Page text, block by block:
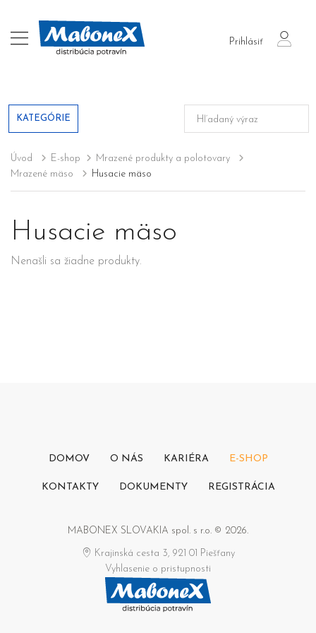
Prihlásiť
login
KATEGÓRIE
Úvod E-shop
Mrazené produkty a polotovary
Mrazené mäso
Husacie mäso
Husacie mäso
Nenašli sa žiadne produkty.
DOMOV O NÁS KARIÉRA E-SHOP
KONTAKTY DOKUMENTY REGISTRÁCIA
MABONEX SLOVAKIA spol. s r.o. © 2026.
Krajinská cesta 3, 921 01 Piešťany
Vyhlasenie o pristupnosti